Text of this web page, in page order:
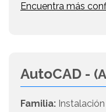
Encuentra más
AutoCAD -
Familia: